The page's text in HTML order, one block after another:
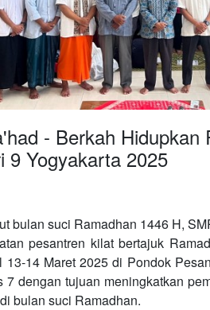
- Berkah Hidupkan
9 Yogyakarta 2025
bulan suci Ramadhan 1446 H,
pesantren kilat bertajuk
13-14 Maret 2025 di Pondok
dengan tujuan meningkatkan
bulan suci Ramadhan.